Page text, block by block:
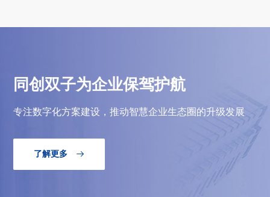
同创双子为企业保驾护航
专注数字化方案建设，推动智慧企业生态圈的升级发展
了解更多 